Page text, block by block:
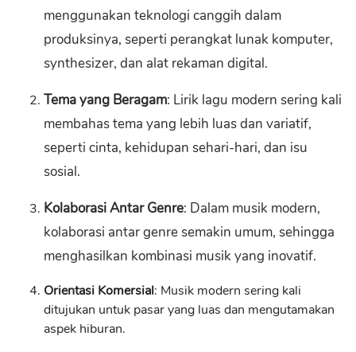
menggunakan teknologi canggih dalam
produksinya, seperti perangkat lunak komputer,
synthesizer, dan alat rekaman digital.
Tema yang Beragam: Lirik lagu modern sering kali
membahas tema yang lebih luas dan variatif,
seperti cinta, kehidupan sehari-hari, dan isu
sosial.
Kolaborasi Antar Genre: Dalam musik modern,
kolaborasi antar genre semakin umum, sehingga
menghasilkan kombinasi musik yang inovatif.
Orientasi Komersial: Musik modern sering kali
ditujukan untuk pasar yang luas dan mengutamakan
aspek hiburan.